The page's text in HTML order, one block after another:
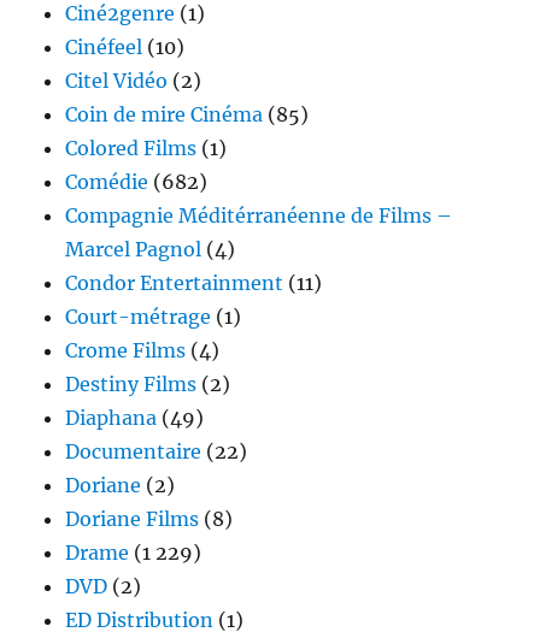
Ciné2genre (1)
Cinéfeel (10)
Citel Vidéo (2)
Coin de mire Cinéma (85)
Colored Films (1)
Comédie (682)
Compagnie Méditérranéenne de Films –
Marcel Pagnol (4)
Condor Entertainment (11)
Court-métrage (1)
Crome Films (4)
Destiny Films (2)
Diaphana (49)
Documentaire (22)
Doriane (2)
Doriane Films (8)
Drame (1 229)
DVD (2)
ED Distribution (1)